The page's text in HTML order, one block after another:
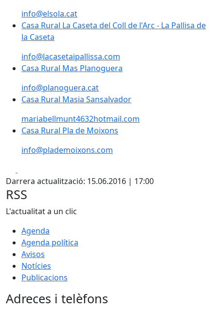
info@elsola.cat
Casa Rural La Caseta del Coll de l'Arc - La Pallisa de la
Casa Rural La Caseta del Coll de l'Arc - La Pallisa de
la Caseta
info@lacasetaipallissa.com
Casa Rural Mas Planoguera
Casa Rural Mas Planoguera
info@planoguera.cat
Casa Rural Masia Sansalvador
Casa Rural Masia Sansalvador
mariabellmunt4632hotmail.com
Casa Rural Pla de Moixons
Casa Rural Pla de Moixons
info@plademoixons.com
Darrera actualització: 15.06.2016 | 17:00
RSS
L'actualitat a un clic
Agenda
Agenda política
Avisos
Notícies
Publicacions
Adreces i telèfons